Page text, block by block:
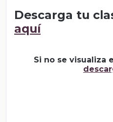
Descarga tu
aquí
Si no se visualiza